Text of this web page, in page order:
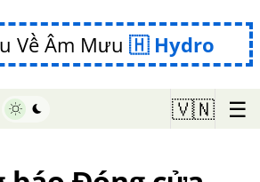
Về Âm Mưu Hydro
🇻🇳 ☰